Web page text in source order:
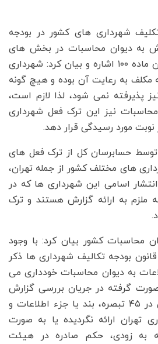
شهرداری های کشور در بودجه
گزارش به دیوان محاسبات در بخش های
مختلف از جمله کمیسیون ماده ۱۰۰ اشاره و بیان کرد: شهرداری
مکلف به رعایت آن بوده و هیچ گونه
پذیرفته نمی شود، لذا لازم است،
نیز این ترک فعل شهرداری
نوبت مورد رسیدگی قرار دهد.
حسابرسان کل از ترک فعل های
های مختلف کشور از جمله تهران،
اسامی این شهرداری ها که در
به ارائه گزارش هستند و ترک
محاسبات کشور بیان کرد: با وجود
بودجه تکالیف شهرداری ها ذکر
به دیوان محاسبات خودداری می
صورت گرفته در جریان بررسی گزارش
تفریغ سال ۱۴۰۲، تاکنون در ۴۵ تبصره، بند یا جزء اطلاعات و
تهران ارائه نگردیده یا به صورت
به زودی، حکم صادره در هیئت